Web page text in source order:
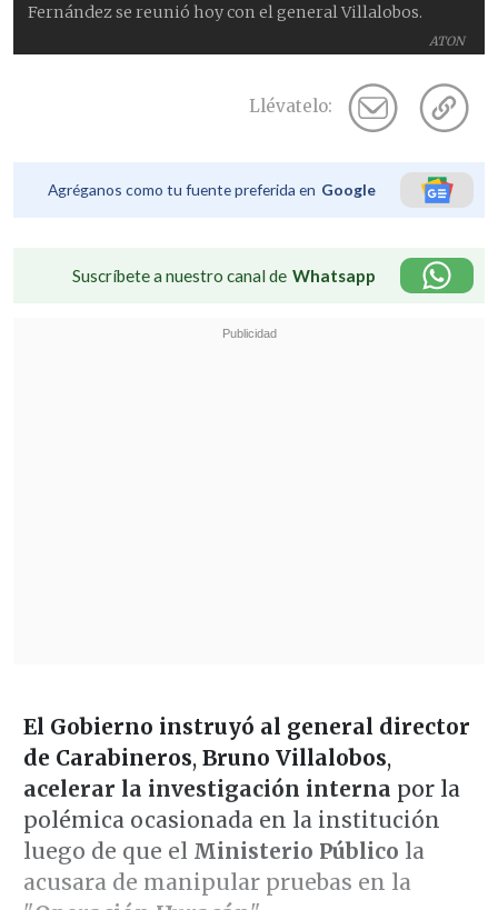
ATON
Fernández se reunió hoy con el general Villalobos.
Llévatelo:
Agréganos como tu fuente preferida en Google
Suscríbete a nuestro canal de Whatsapp
El Gobierno instruyó al general director
de Carabineros, Bruno Villalobos,
acelerar la investigación interna por la
polémica ocasionada en la institución
luego de que el Ministerio Público la
acusara de manipular pruebas en la